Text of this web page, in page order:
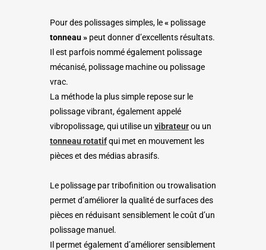
Pour des polissages simples, le« polissage
tonneau » peut donner d’excellents résultats.
Il est parfois nommé également polissage
mécanisé, polissage machine ou polissage
vrac.
La méthode la plus simple repose sur le
polissage vibrant, également appelé
vibropolissage, qui utilise un vibrateurou un
tonneau rotatifqui met en mouvement les
pièces et des médias abrasifs.
Le polissage par tribofinition ou trowalisation
permet d’améliorer la qualité de surfaces des
pièces en réduisant sensiblement le coût d’un
polissage manuel.
Il permet également d’améliorer sensiblement